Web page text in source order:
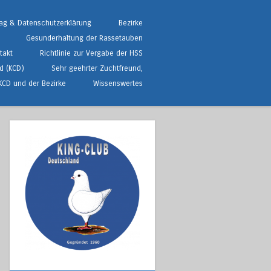
& Datenschutzerklärung
Bezirke
Gesunderhaltung der Rassetauben
Richtlinie zur Vergabe der HSS
(KCD)
Sehr geehrter Zuchtfreund,
und der Bezirke Wissenswertes